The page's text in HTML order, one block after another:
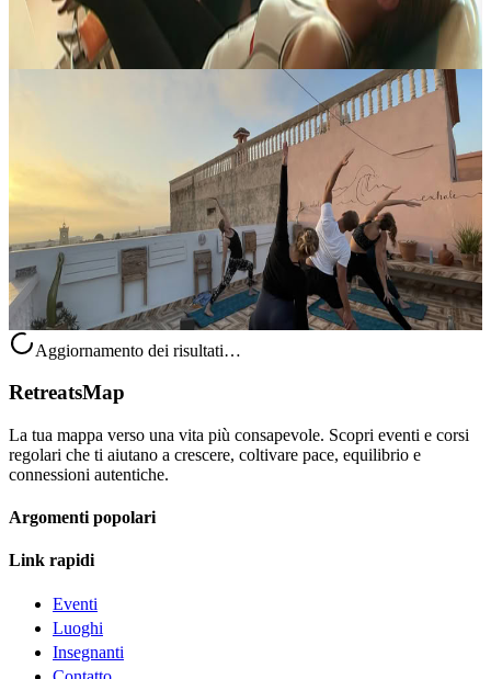
75,00 €
Marrakech, Marocco
Stiamo definendo le nuove date per il 2025. Ricarica corpo e mente
tra sole, surf, yoga e il fascino autentico della cultura marocchina, in
uno dei ritiri più amati. Yoga e surf sono un abbinamento pe...
650,00 €
Tamraght, Marocco
Aggiornamento dei risultati…
RetreatsMap
La tua mappa verso una vita più consapevole. Scopri eventi e corsi
regolari che ti aiutano a crescere, coltivare pace, equilibrio e
connessioni autentiche.
Argomenti popolari
Link rapidi
Eventi
Luoghi
Insegnanti